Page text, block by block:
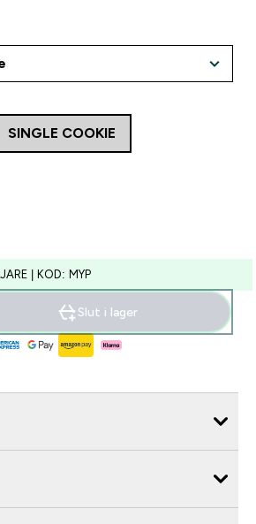
SINGLE COOKIE
| KOD: MYP
Slut i lager